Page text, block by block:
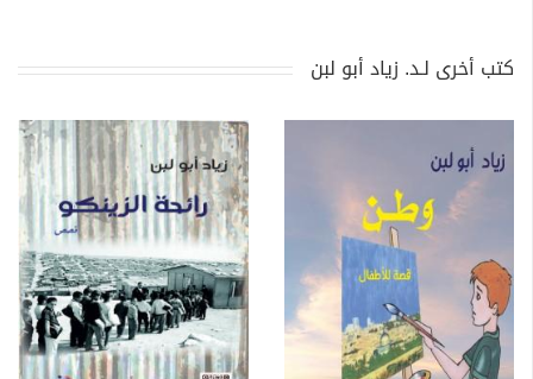
كتب أخرى لـد. زياد أبو لبن